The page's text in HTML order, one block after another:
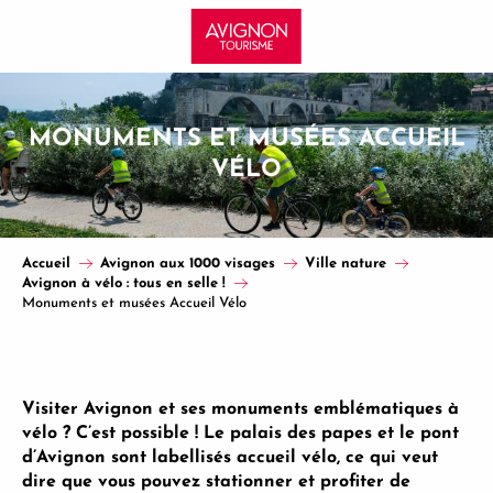
MONUMENTS ET MUSÉES ACCUEIL
VÉLO
Accueil Avignon aux 1000 visages
Ville nature
Avignon à vélo : tous en selle !
Monuments et musées Accueil Vélo
Visiter Avignon et ses monuments emblématiques à
vélo ? C’est possible ! Le palais des papes et le pont
d’Avignon sont labellisés accueil vélo, ce qui veut
dire que vous pouvez stationner et profiter de